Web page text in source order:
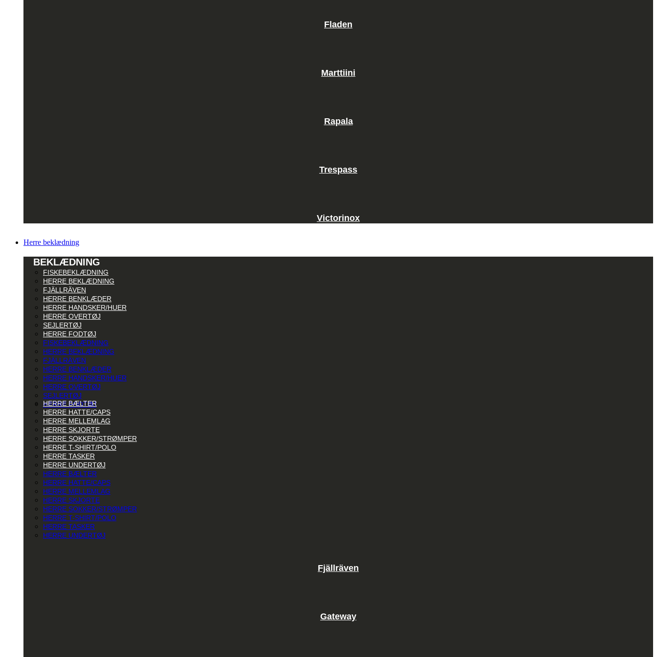
Fladen
Marttiini
Rapala
Trespass
Victorinox
Herre beklædning
BEKLÆDNING
FISKEBEKLÆDNING
HERRE BEKLÆDNING
FJÄLLRÄVEN
HERRE BENKLÆDER
HERRE HANDSKER/HUER
HERRE OVERTØJ
SEJLERTØJ
HERRE FODTØJ
FISKEBEKLÆDNING
HERRE BEKLÆDNING
FJÄLLRÄVEN
HERRE BENKLÆDER
HERRE HANDSKER/HUER
HERRE OVERTØJ
SEJLERTØJ
HERRE FODTØJ
HERRE BÆLTER
HERRE HATTE/CAPS
HERRE MELLEMLAG
HERRE SKJORTE
HERRE SOKKER/STRØMPER
HERRE T-SHIRT/POLO
HERRE TASKER
HERRE UNDERTØJ
HERRE BÆLTER
HERRE HATTE/CAPS
HERRE MELLEMLAG
HERRE SKJORTE
HERRE SOKKER/STRØMPER
HERRE T-SHIRT/POLO
HERRE TASKER
HERRE UNDERTØJ
Fjällräven
Gateway